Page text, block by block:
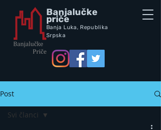
Banjalučke
priče
Banja Luka, Republika
Srpska
Post
Svi članci